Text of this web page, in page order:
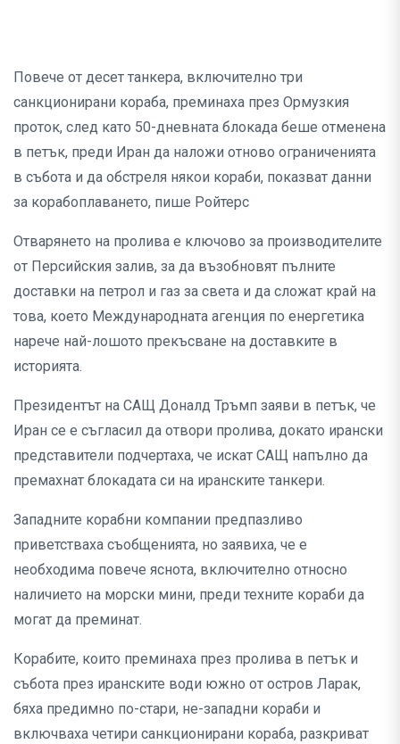
Повече от десет танкера, включително три
санкционирани кораба, преминаха през Ормузкия
проток, след като 50-дневната блокада беше отменена
в петък, преди Иран да наложи отново ограниченията
в събота и да обстреля някои кораби, показват данни
за корабоплаването, пише Ройтерс
Отварянето на пролива е ключово за производителите
от Персийския залив, за да възобновят пълните
доставки на петрол и газ за света и да сложат край на
това, което Международната агенция по енергетика
нарече най-лошото прекъсване на доставките в
историята.
Президентът на САЩ Доналд Тръмп заяви в петък, че
Иран се е съгласил да отвори пролива, докато ирански
представители подчертаха, че искат САЩ напълно да
премахнат блокадата си на иранските танкери.
Западните корабни компании предпазливо
приветстваха съобщенията, но заявиха, че е
необходима повече яснота, включително относно
наличието на морски мини, преди техните кораби да
могат да преминат.
Корабите, които преминаха през пролива в петък и
събота през иранските води южно от остров Ларак,
бяха предимно по-стари, не-западни кораби и
включваха четири санкционирани кораба, разкриват